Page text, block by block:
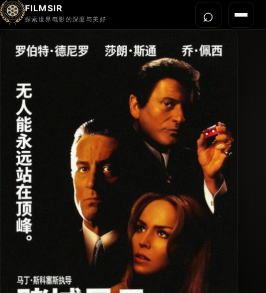
FILMSIR
探索世界电影的深度与美好 菜单
首页
世界电影节
导演宇宙
影片库
影评与解读
关于我们
⌕打开